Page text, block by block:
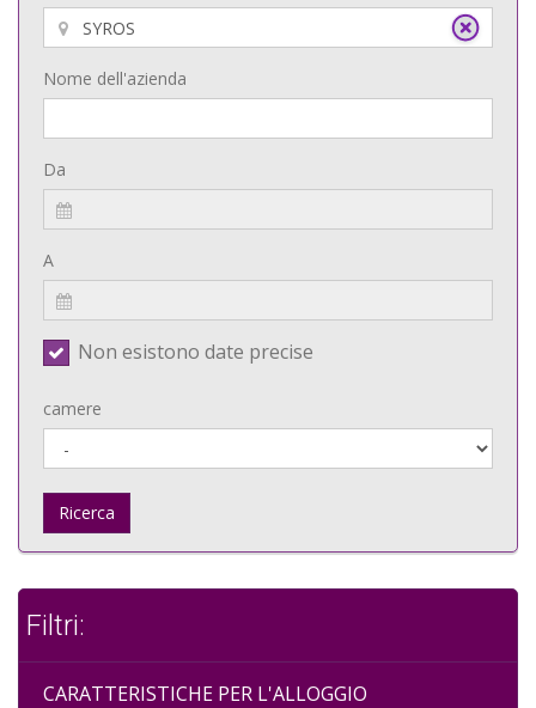
Nome dell'azienda
Da
A
Non esistono date precise
camere
Ricerca
Filtri:
CARATTERISTICHE PER L'ALLOGGIO